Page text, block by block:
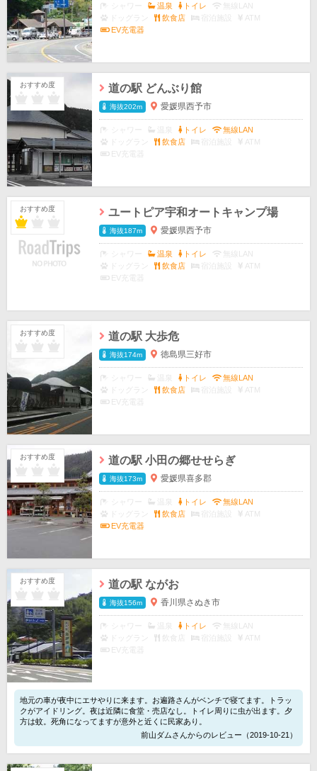
温泉 トイレ
無線LAN
ドッグラン
飲食店 宿泊施設
ATM
EV充電器
おすすめ度 道の駅 どんぶり館
海抜202m 愛媛県西予市
トイレ
無線LAN
ドッグラン
飲食店 宿泊施設
ATM
EV充電器
おすすめ度 ユートピア宇和オートキャンプ場
海抜187m 愛媛県西予市
温泉 トイレ
無線LAN
ドッグラン
飲食店 宿泊施設
ATM
EV充電器
おすすめ度 道の駅 大歩危
海抜174m 徳島県三好市
トイレ
無線LAN
ドッグラン
飲食店 宿泊施設
ATM
EV充電器
おすすめ度 道の駅 小田の郷せせらぎ
海抜173m 愛媛県喜多郡
トイレ
無線LAN
ドッグラン
飲食店 宿泊施設
ATM
EV充電器
おすすめ度 道の駅 ながお
海抜156m 香川県さぬき市
トイレ
無線LAN
ドッグラン
飲食店 宿泊施設
ATM
EV充電器
地元の車が夜中にエサやりに来ます。お遍路さんがベンチで寝てます。トラッ
クがアイドリング。夜は近隣に食堂・売店なし。トイレ周りに虫が出ます。夕
方は蚊。死角になってますが意外と近くに民家あり。
前山ダムさんからのレビュー（2019-10-21）